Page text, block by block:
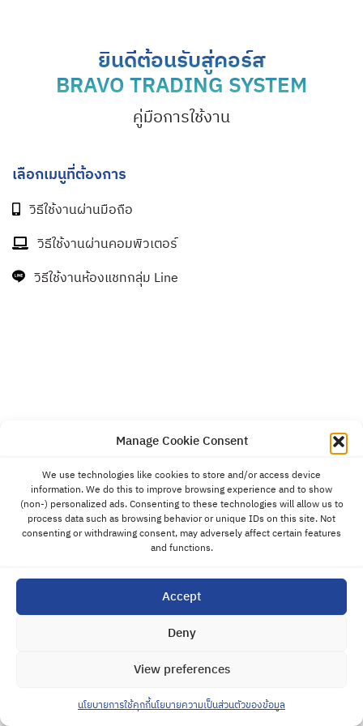
Manage Cookie Consent
We use technologies like cookies to store and/or access device
information. We do this to improve browsing experience and to show
(non-) personalized ads. Consenting to these technologies will allow us to
process data such as browsing behavior or unique IDs on this site. Not
consenting or withdrawing consent, may adversely affect certain features
and functions.
Accept
Deny
View preferences
นโยบายการใช้คุกกี้นโยบายความเป็นส่วนตัวของข้อมูล
ยินดีต้อนรับสู่คอร์ส
BRAVO TRADING SYSTEM
คู่มือการใช้งาน
เลือกเมนูที่ต้องการ
วิธีใช้งานผ่านมือถือ
วิธีใช้งานผ่านคอมพิวเตอร์
วิธีใช้งานห้องแชทกลุ่ม Line